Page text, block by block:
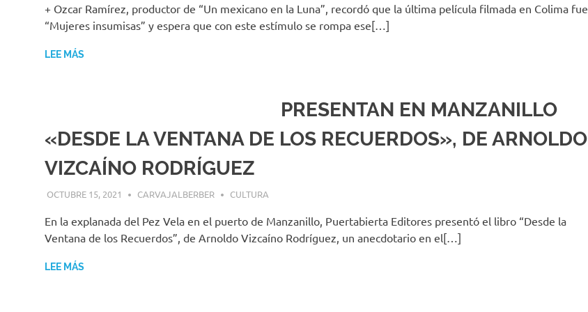
+ Ozcar Ramírez, productor de “Un mexicano en la Luna”, recordó que la última película filmada en Colima fue
“Mujeres insumisas” y espera que con este estímulo se rompa ese[…]
LEE MÁS
PRESENTAN EN MANZANILLO
«DESDE LA VENTANA DE LOS RECUERDOS», DE ARNOLDO
VIZCAÍNO RODRÍGUEZ
OCTUBRE 15, 2021 CARVAJALBERBER CULTURA
En la explanada del Pez Vela en el puerto de Manzanillo, Puertabierta Editores presentó el libro “Desde la
Ventana de los Recuerdos”, de Arnoldo Vizcaíno Rodríguez, un anecdotario en el[…]
LEE MÁS